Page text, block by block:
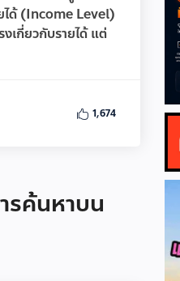
ได้ (Income Level)
เกี่ยวกับรายได้ แต่
1,674
รค้นหาบน